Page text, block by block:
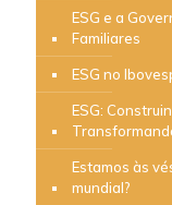
ESG e a
Familiares
ESG no
ESG:
Estamos às
mundial?